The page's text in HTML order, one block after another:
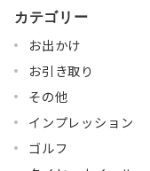
カテゴリー
お出かけ
お引き取り
その他
インプレッション
ゴルフ